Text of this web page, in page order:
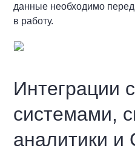
данные необходимо
в работу.
Интеграции
системами,
аналитики и